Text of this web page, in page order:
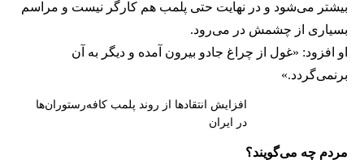
بیشتر می‌شود و در نهایت حتی پلمب هم کارگر نیست و مراسم
بسیاری از چشمش در می‌رود.
او افزود: «غول از چراغ جادو بیرون آمده و دیگر به آن
برنمی‎‌گردد.»
افزایش انتقادها از روند پلمب کافه‌رستوران‌ها
در ایران
مردم چه می‌گویند؟